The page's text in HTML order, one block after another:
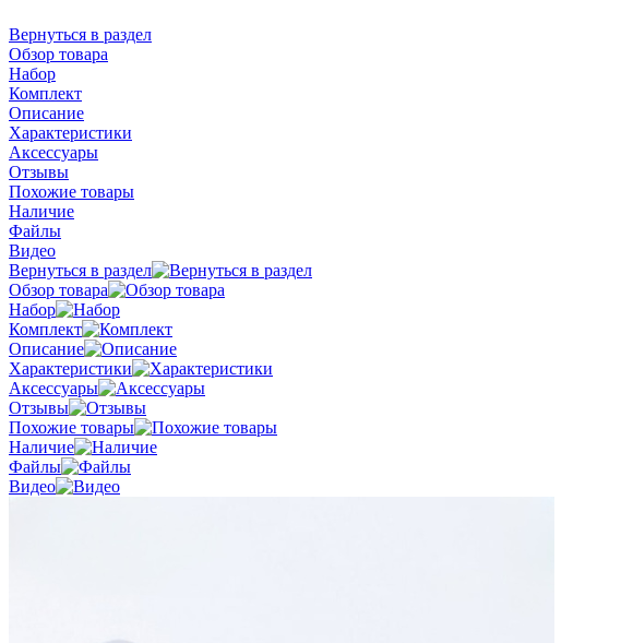
Вернуться в раздел
Обзор товара
Набор
Комплект
Описание
Характеристики
Аксессуары
Отзывы
Похожие товары
Наличие
Файлы
Видео
Вернуться в раздел
Обзор товара
Набор
Комплект
Описание
Характеристики
Аксессуары
Отзывы
Похожие товары
Наличие
Файлы
Видео